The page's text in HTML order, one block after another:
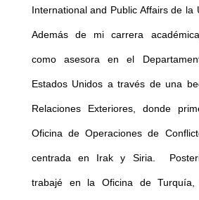
International and Public Affairs de la
Además de mi carrera
como asesora en el
Estados Unidos a través de una
Relaciones Exteriores, donde
Oficina de Operaciones de
centrada en Irak y Siria.
trabajé en la Oficina de